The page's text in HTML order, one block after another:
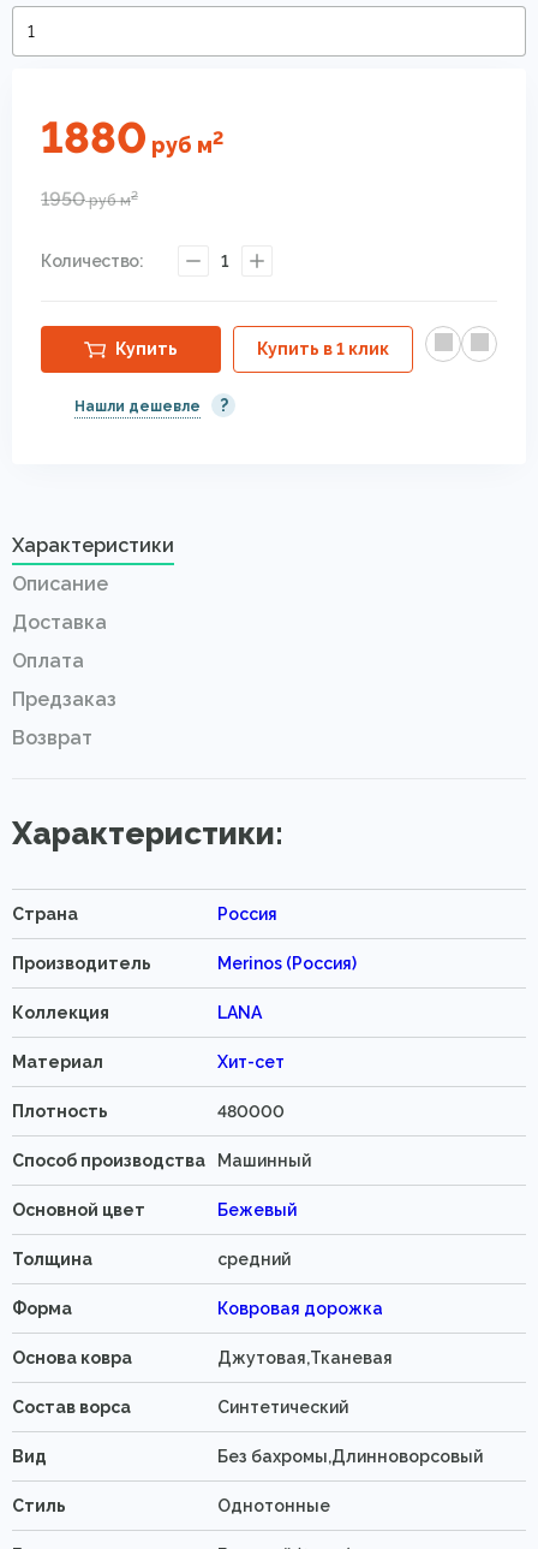
1880 руб м2
1950рубм2
Количество: 1
Купить Купить в 1 клик
Нашли дешевле ?
Характеристики
Описание
Доставка
Оплата
Предзаказ
Возврат
Характеристики:
Страна Россия
Производитель Merinos (Россия)
Коллекция LANA
Материал Хит-сет
Плотность 480000
Способ производства Машинный
Основной цвет Бежевый
Толщина средний
Форма Ковровая дорожка
Основа ковра Джутовая,Тканевая
Состав ворса Синтетический
Вид Без бахромы,Длинноворсовый
Стиль Однотонные